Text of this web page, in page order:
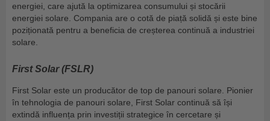
energiei, care ajută la optimizarea consumului și stocării
energiei solare. Compania are o cotă de piață solidă și este bine
poziționată pentru a beneficia de creșterea continuă a industriei
solare.
First Solar (FSLR)
First Solar este un producător de top de panouri solare. Pionier
în tehnologia de panouri solare, First Solar continuă să își
extindă influența prin investiții strategice în cercetare și